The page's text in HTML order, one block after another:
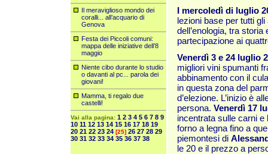
Il meraviglioso mondo dei
coralli... all’acquario di
Genova
Festa dei Piccoli comuni:
mappa delle iniziative dell’8
maggio
Niente cibo durante lo studio
o davanti al pc... parola dei
giovani!
Mamma, ti regalo due
castelli!
Vai alla pagina: 1 2 3 4 5 6 7 8 9
10 11 12 13 14 15 16 17 18 19
20 21 22 23 24 [25] 26 27 28 29
30 31 32 33 34 35 36 37 38
I mercoledì di luglio
lezioni base per tutti
dell’enologia, tra
partecipazione ai
Venerdì 3 e 24 luglio
migliori vini spumanti
abbinamento con il
in questa zona del
d’elezione. L’inizio è
persona. Venerdì 17
incentrata sulle carni
forno a legna fino a
piemontesi di
le 20 e il prezzo a